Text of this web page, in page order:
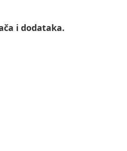
i dodataka.